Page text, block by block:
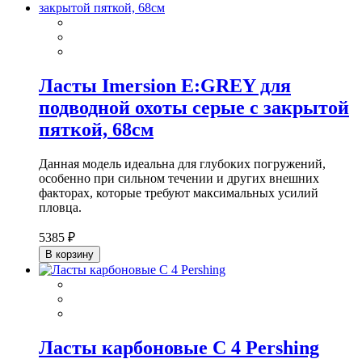
Ласты Imersion E:GREY для
подводной охоты серые с закрытой
пяткой, 68см
Данная модель идеальна для глубоких погружений,
особенно при сильном течении и других внешних
факторах, которые требуют максимальных усилий
пловца.
5385 ₽
В корзину
Ласты карбоновые С 4 Pershing